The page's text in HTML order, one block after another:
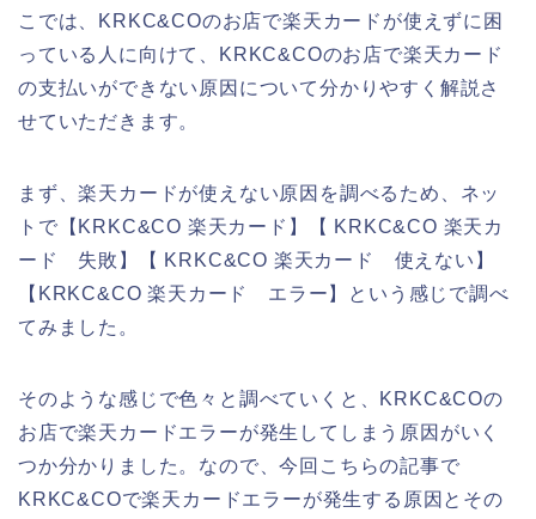
こでは、KRKC&COのお店で楽天カードが使えずに困
っている人に向けて、KRKC&COのお店で楽天カード
の支払いができない原因について分かりやすく解説さ
せていただきます。
まず、楽天カードが使えない原因を調べるため、ネッ
トで【KRKC&CO 楽天カード】【 KRKC&CO 楽天カ
ード 失敗】【 KRKC&CO 楽天カード 使えない】
【KRKC&CO 楽天カード エラー】という感じで調べ
てみました。
そのような感じで色々と調べていくと、KRKC&COの
お店で楽天カードエラーが発生してしまう原因がいく
つか分かりました。なので、今回こちらの記事で
KRKC&COで楽天カードエラーが発生する原因とその